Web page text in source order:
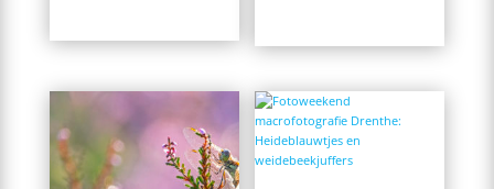
has
multiple
variants.